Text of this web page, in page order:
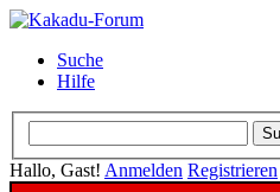
Suche
Hilfe
Hallo, Gast! Anmelden Registrieren